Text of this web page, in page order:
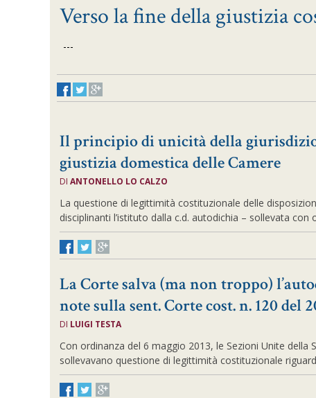
Verso la fine della giustizia
---
Il principio di unicità della
giustizia domestica delle Camere
DIANTONELLO LO CALZO
La questione di legittimità costituzionale delle
disciplinanti l’istituto dalla c.d. autodichia – sollevata con
La Corte salva (ma non troppo)
note sulla sent. Corte cost. n. 120 del
DI LUIGI TESTA
Con ordinanza del 6 maggio 2013, le Sezioni Unite della
sollevavano questione di legittimità costituzionale